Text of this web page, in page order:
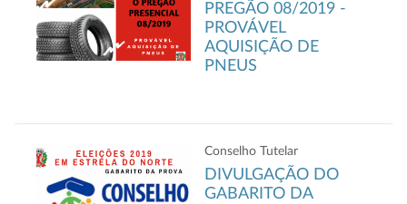
PREGÃO 08/2019 -
PROVÁVEL
AQUISIÇÃO DE
PNEUS
Conselho Tutelar
DIVULGAÇÃO DO
GABARITO DA